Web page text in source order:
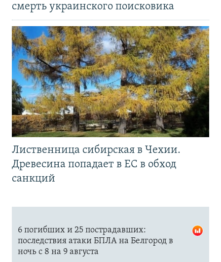
смерть украинского поисковика
Лиственница сибирская в Чехии.
Древесина попадает в ЕС в обход
санкций